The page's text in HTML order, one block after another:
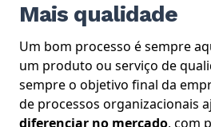
Mais qualidade
Um bom processo é sempre
um produto ou serviço de
sempre o objetivo final da
de processos organizacionais
diferenciar no mercado, com